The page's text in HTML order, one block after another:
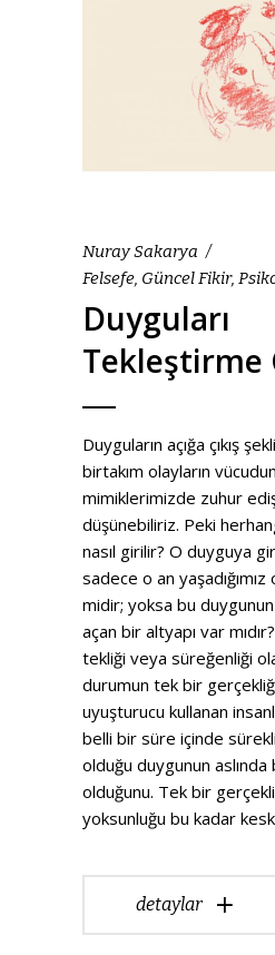
Nuray Sakarya
Felsefe, Güncel Fikir,
Duyguları
Tekleştirme
Duyguların açığa çıkış
birtakım olayların
mimiklerimizde zuhur
düşünebiliriz. Peki
nasıl girilir? O duyguya
sadece o an
midir; yoksa bu
açan bir altyapı var
tekliği veya süreğenliği
durumun tek bir
uyuşturucu kullanan
belli bir süre içinde
olduğu duygunun
olduğunu. Tek bir
yoksunluğu bu kadar
detaylar